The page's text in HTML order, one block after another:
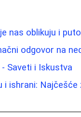
nas oblikuju i
odgovor na
Saveti i Iskustva
ishrani: Najčešće